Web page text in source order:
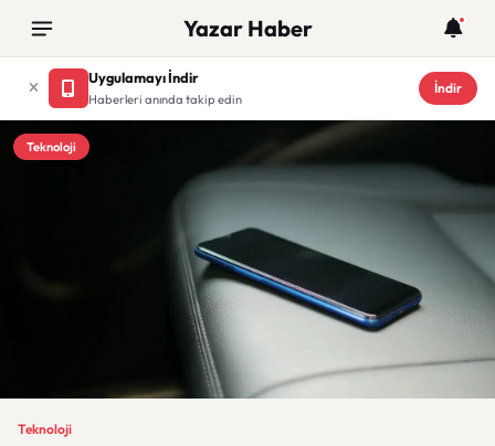
Yazar Haber
Uygulamayı İndir
Haberleri anında takip edin
İndir
Teknoloji
Teknoloji